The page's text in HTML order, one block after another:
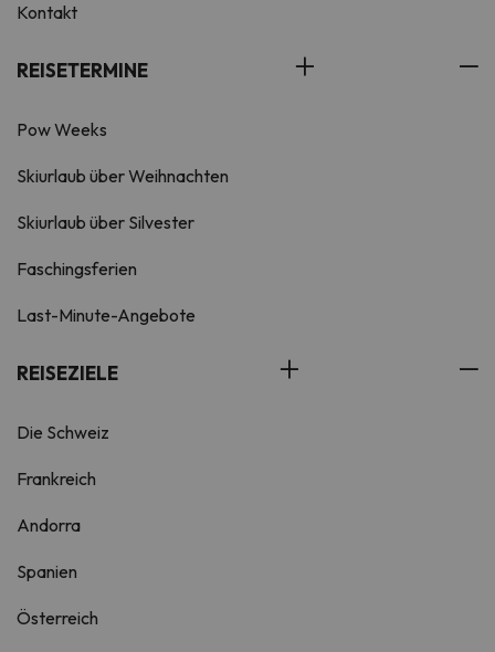
Kontakt
REISETERMINE
Pow Weeks
Skiurlaub über Weihnachten
Skiurlaub über Silvester
Faschingsferien
Last-Minute-Angebote
REISEZIELE
Die Schweiz
Frankreich
Andorra
Spanien
Österreich